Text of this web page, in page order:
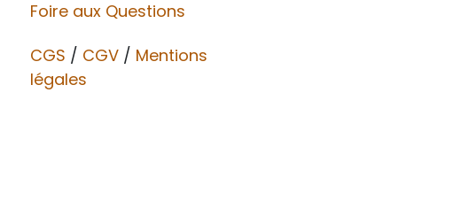
Foire aux Questions
CGS / CGV​​ / Mentions
légales